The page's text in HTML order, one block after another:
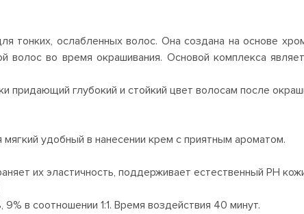
ослабленных волос. Она создана на основе
волос во время окрашивания. Основой комплекса
придающий глубокий и стойкий цвет волосам после
удобный в нанесении крем с приятным ароматом.
их эластичность, поддерживает естественный PH
в соотношении 1:1. Время воздействия 40 минут.